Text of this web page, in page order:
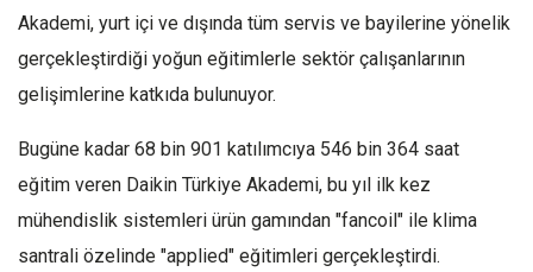
Akademi, yurt içi ve dışında tüm servis ve bayilerine yönelik
gerçekleştirdiği yoğun eğitimlerle sektör çalışanlarının
gelişimlerine katkıda bulunuyor.
Bugüne kadar 68 bin 901 katılımcıya 546 bin 364 saat
eğitim veren Daikin Türkiye Akademi, bu yıl ilk kez
mühendislik sistemleri ürün gamından "fancoil" ile klima
santrali özelinde "applied" eğitimleri gerçekleştirdi.